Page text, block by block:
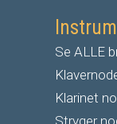
Se ALLE
Klarinet